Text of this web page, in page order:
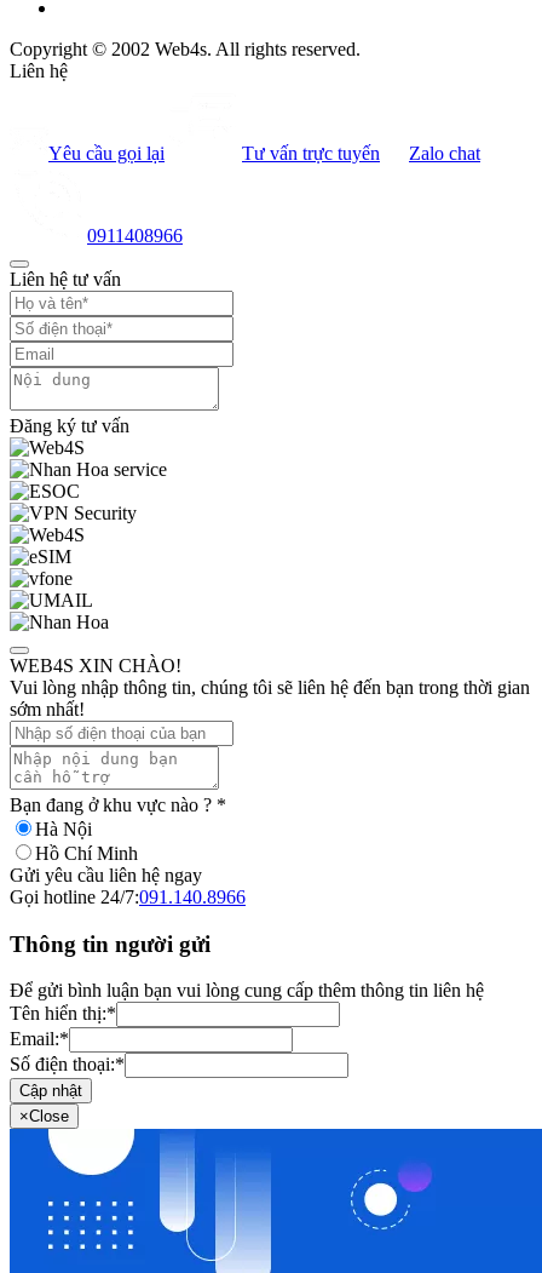
Copyright © 2002 Web4s. All rights reserved.
Liên hệ
Yêu cầu gọi lại Tư vấn trực tuyến Zalo chat
0911408966
Liên hệ tư vấn
Đăng ký tư vấn
WEB4S XIN CHÀO!
Vui lòng nhập thông tin, chúng tôi sẽ liên hệ đến bạn trong thời gian
sớm nhất!
Bạn đang ở khu vực nào ? *
Hà Nội
Hồ Chí Minh
Gửi yêu cầu liên hệ ngay
Gọi hotline 24/7:091.140.8966
Thông tin người gửi
Để gửi bình luận bạn vui lòng cung cấp thêm thông tin liên hệ
Tên hiển thị:*
Email:*
Số điện thoại:*
Cập nhật
×Close